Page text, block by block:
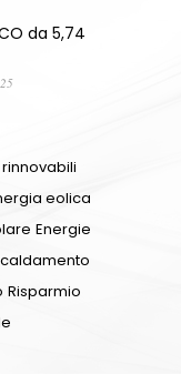
da 5,74
eolica
Energie
Risparmio